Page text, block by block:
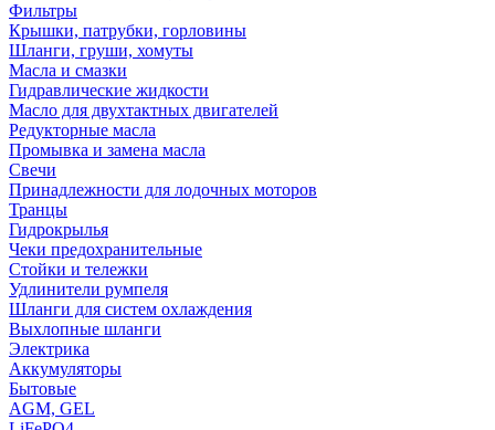
Фильтры
Крышки, патрубки, горловины
Шланги, груши, хомуты
Масла и смазки
Гидравлические жидкости
Масло для двухтактных двигателей
Редукторные масла
Промывка и замена масла
Свечи
Принадлежности для лодочных моторов
Транцы
Гидрокрылья
Чеки предохранительные
Стойки и тележки
Удлинители румпеля
Шланги для систем охлаждения
Выхлопные шланги
Электрика
Аккумуляторы
Бытовые
AGM, GEL